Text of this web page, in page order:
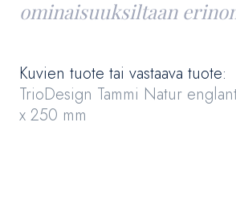
ominaisuuksiltaan
Kuvien tuote tai vastaava tuote:
TrioDesign Tammi Natur
x 250 mm